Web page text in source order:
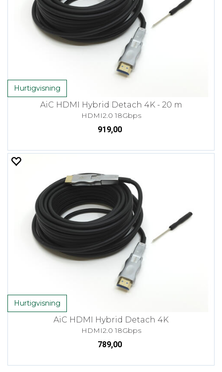
Hurtigvisning
AiC HDMI Hybrid Detach 4K - 20 m
HDMI2.0 18Gbps
919,00
Hurtigvisning
AiC HDMI Hybrid Detach 4K
HDMI2.0 18Gbps
789,00